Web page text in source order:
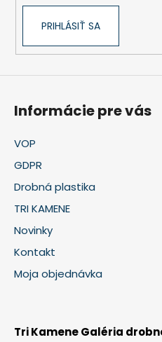
PRIHLÁSIŤ SA
Informácie pre vás
VOP
GDPR
Drobná plastika
TRI KAMENE
Novinky
Kontakt
Moja objednávka
Tri Kamene Galéria